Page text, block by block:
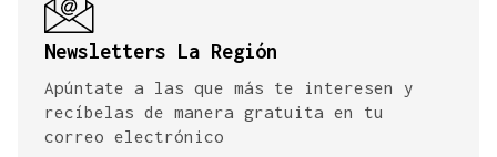
Newsletters La Región
Apúntate a las que más te interesen y
recíbelas de manera gratuita en tu
correo electrónico